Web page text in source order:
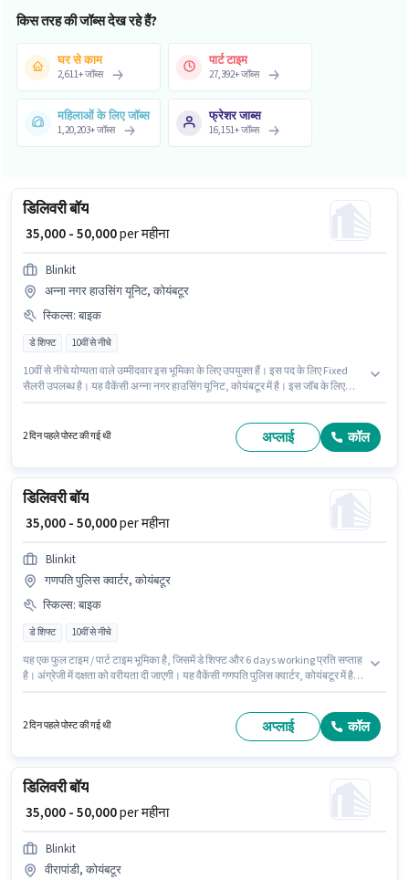
किस तरह की जॉब्स देख रहे हैं?
घर से काम
2,611+जॉब्स
पार्ट टाइम
27,392+जॉब्स
महिलाओं के लिए जॉब्स
1,20,203+जॉब्स
फ्रेशर जाब्स
16,151+जॉब्स
डिलिवरी बॉय
₹ 35,000 - 50,000per महीना
Blinkit
अन्ना नगर हाउसिंग यूनिट, कोयंबटूर
स्किल्स: बाइक
डे शिफ्ट 10वीं से नीचे
10वीं से नीचे योग्यता वाले उम्मीदवार इस भूमिका के लिए उपयुक्त हैं। इस पद के लिए Fixed
सैलरी उपलब्ध है। यह वैकेंसी अन्ना नगर हाउसिंग यूनिट, कोयंबटूर में है। इस जॉब के लिए
2 दिन पहले पोस्ट की गई थी अप्लाई कॉल
डिलिवरी बॉय
₹ 35,000 - 50,000per महीना
Blinkit
गणपति पुलिस क्वार्टर, कोयंबटूर
स्किल्स: बाइक
डे शिफ्ट 10वीं से नीचे
यह एक फुल टाइम / पार्ट टाइम भूमिका है, जिसमें डे शिफ्ट और 6 days working प्रति सप्ताह
है। अंग्रेजी में दक्षता को वरीयता दी जाएगी। यह वैकेंसी गणपति पुलिस क्वार्टर, कोयंबटूर में है।
2 दिन पहले पोस्ट की गई थी अप्लाई कॉल
डिलिवरी बॉय
₹ 35,000 - 50,000per महीना
Blinkit
वीरापांडी, कोयंबटूर